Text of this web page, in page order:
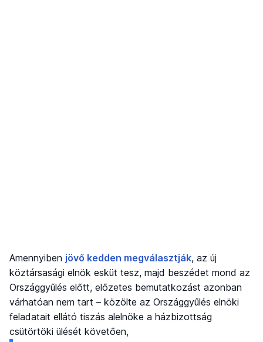
Amennyiben jövő kedden megválasztják, az új
köztársasági elnök esküt tesz, majd beszédet mond az
Országgyűlés előtt, előzetes bemutatkozást azonban
várhatóan nem tart – közölte az Országgyűlés elnöki
feladatait ellátó tiszás alelnöke a házbizottság
csütörtöki ülését követően,